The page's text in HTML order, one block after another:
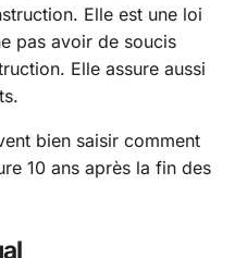
Elle est une loi
pas avoir de soucis
Elle assure aussi
bien saisir comment
10 ans après la fin des